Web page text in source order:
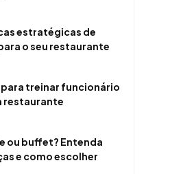
estratégicas de
o seu restaurante
para treinar funcionário
restaurante
ou buffet? Entenda
e como escolher